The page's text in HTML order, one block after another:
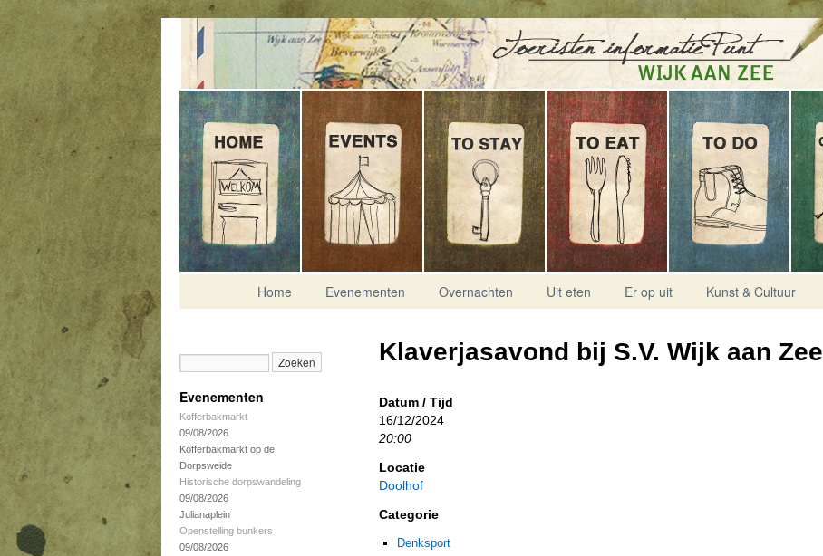
Contact
Home Evenementen Overnachten Uit eten Er op uit Kunst & Cultuur
Evenementen
Kofferbakmarkt
09/08/2026
Kofferbakmarkt op de
Dorpsweide
Historische dorpswandeling
09/08/2026
Julianaplein
Openstelling bunkers
09/08/2026
Klaverjasavond bij S.V. Wijk aan Zee
Datum / Tijd
16/12/2024
20:00
Locatie
Doolhof
Categorie
Denksport